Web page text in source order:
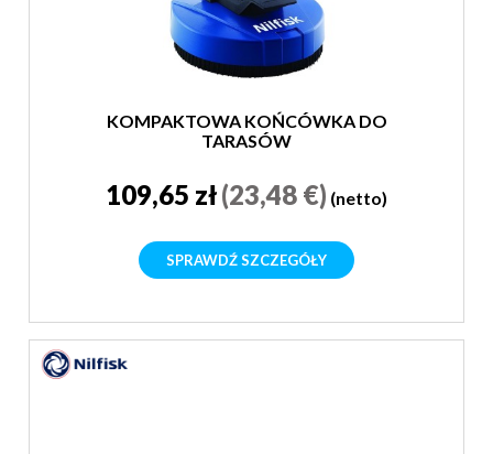
KOMPAKTOWA KOŃCÓWKA DO
TARASÓW
109,65 zł(23,48 €) (netto)
SPRAWDŹ SZCZEGÓŁY